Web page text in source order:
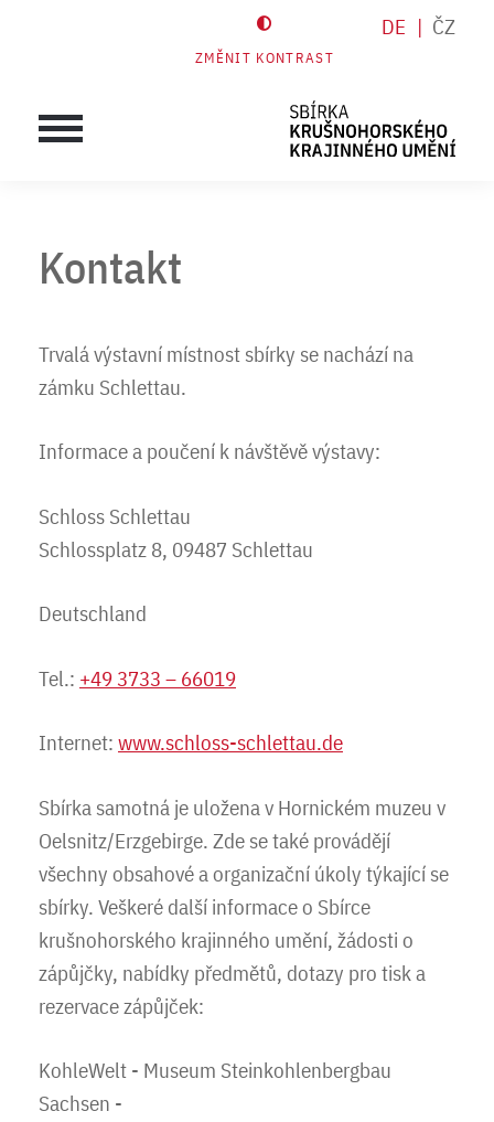
ZMĚNIT KONTRAST
DE ČZ
Kontakt
Trvalá výstavní místnost sbírky se nachází na
zámku Schlettau.
Informace a poučení k návštěvě výstavy:
Schloss Schlettau
Schlossplatz 8, 09487 Schlettau
Deutschland
Tel.: +49 3733 – 66019
Internet: www.schloss-schlettau.de
Sbírka samotná je uložena v Hornickém muzeu v
Oelsnitz/Erzgebirge. Zde se také provádějí
všechny obsahové a organizační úkoly týkající se
sbírky. Veškeré další informace o Sbírce
krušnohorského krajinného umění, žádosti o
zápůjčky, nabídky předmětů, dotazy pro tisk a
rezervace zápůjček:
KohleWelt - Museum Steinkohlenbergbau
Sachsen -